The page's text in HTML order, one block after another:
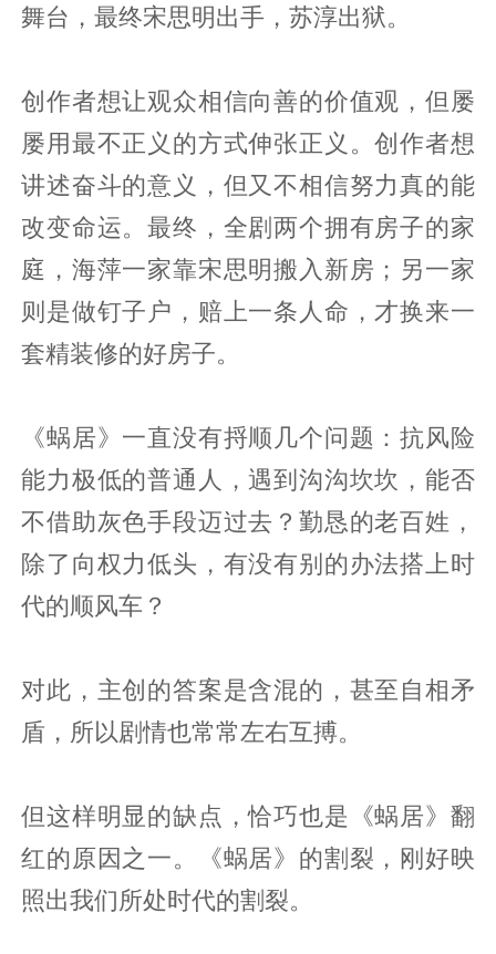
舞台，最终宋思明出手，苏淳出狱。
创作者想让观众相信向善的价值观，但屡
屡用最不正义的方式伸张正义。创作者想
讲述奋斗的意义，但又不相信努力真的能
改变命运。最终，全剧两个拥有房子的家
庭，海萍一家靠宋思明搬入新房；另一家
则是做钉子户，赔上一条人命，才换来一
套精装修的好房子。
《蜗居》一直没有捋顺几个问题：抗风险
能力极低的普通人，遇到沟沟坎坎，能否
不借助灰色手段迈过去？勤恳的老百姓，
除了向权力低头，有没有别的办法搭上时
代的顺风车？
对此，主创的答案是含混的，甚至自相矛
盾，所以剧情也常常左右互搏。
但这样明显的缺点，恰巧也是《蜗居》翻
红的原因之一。《蜗居》的割裂，刚好映
照出我们所处时代的割裂。